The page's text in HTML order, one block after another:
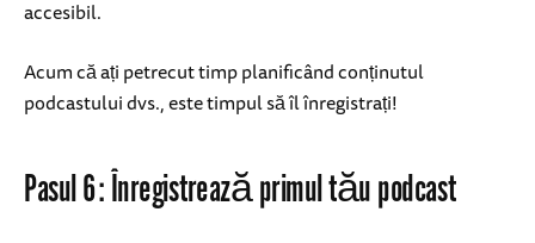
accesibil.
Acum că ați petrecut timp planificând conținutul
podcastului dvs., este timpul să îl înregistrați!
Pasul 6: Înregistrează primul tău podcast